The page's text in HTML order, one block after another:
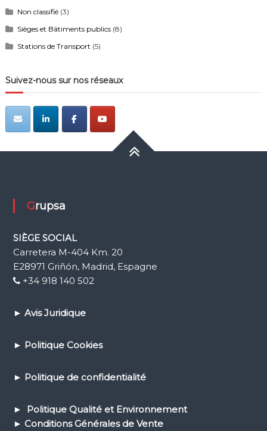
Non classifié(3)
Sièges et Bâtiments publics(8)
Stations de Transport (5)
Suivez-nous sur nos réseaux
Grupsa
SIÈGE SOCIAL
Carretera M-404 Km. 20
E28971 Griñón, Madrid, Espagne
+34 918 140 502
► Avis Juridique
► Politique Cookies
► Politique de confidentialité
► Politique Qualité et Environnement
► Conditions Générales de Vente